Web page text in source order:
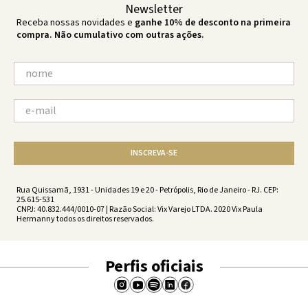
Newsletter
Receba nossas novidades e ganhe 10% de desconto na primeira
compra. Não cumulativo com outras ações.
INSCREVA-SE
Rua Quissamã, 1931 - Unidades 19 e 20 - Petrópolis, Rio de Janeiro - RJ. CEP:
25.615-531
CNPJ: 40.832.444/0010-07 | Razão Social: Vix Varejo LTDA. 2020 Vix Paula
Hermanny todos os direitos reservados.
Perfis oficiais